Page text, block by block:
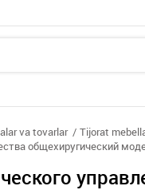
va tovarlar Tijorat
общехиругический